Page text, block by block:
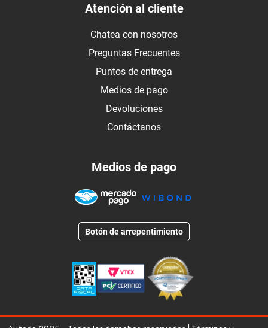
Atención al cliente
Chatea con nosotros
Preguntas Frecuentes
Puntos de entrega
Medios de pago
Devoluciones
Contáctanos
Medios de pago
Botón de arrepentimiento